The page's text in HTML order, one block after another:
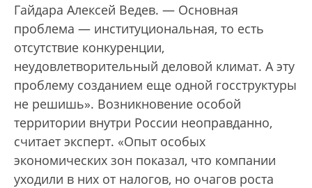
Гайдара Алексей Ведев. — Основная
проблема — институциональная, то есть
отсутствие конкуренции,
неудовлетворительный деловой климат. А эту
проблему созданием еще одной госструктуры
не решишь». Возникновение особой
территории внутри России неоправданно,
считает эксперт. «Опыт особых
экономических зон показал, что компании
уходили в них от налогов, но очагов роста